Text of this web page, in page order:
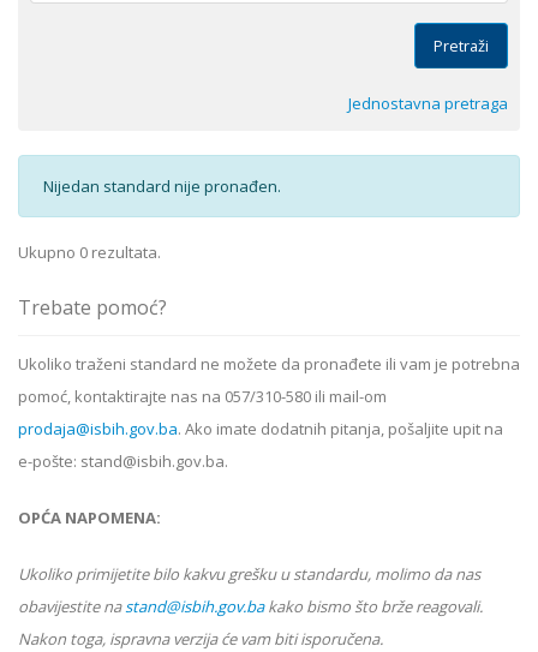
Pretraži
Jednostavna pretraga
Nijedan standard nije pronađen.
Ukupno 0 rezultata.
Trebate pomoć?
Ukoliko traženi standard ne možete da pronađete ili vam je potrebna
pomoć, kontaktirajte nas na 057/310-580 ili mail-om
prodaja@isbih.gov.ba. Ako imate dodatnih pitanja, pošaljite upit na
e-pošte: stand@isbih.gov.ba.
OPĆA NAPOMENA:
Ukoliko primijetite bilo kakvu grešku u standardu, molimo da nas
obavijestite nastand@isbih.gov.bakako bismo što brže reagovali.
Nakon toga, ispravna verzija će vam biti isporučena.